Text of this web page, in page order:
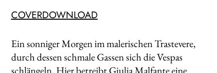
COVERDOWNLOAD
Ein sonniger Morgen im malerischen Trastevere,
durch dessen schmale Gassen sich die Vespas
schlängeln. Hier betreibt Giulia Malfante eine